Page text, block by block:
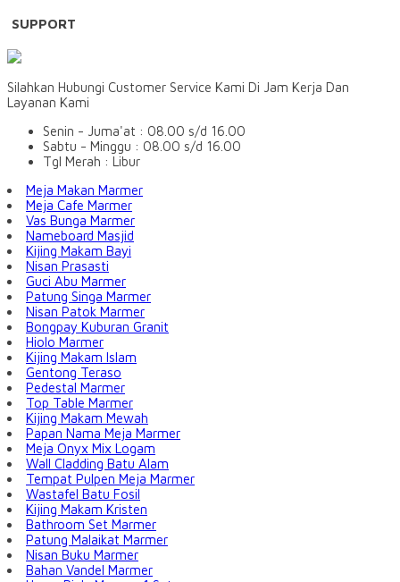
SUPPORT
Silahkan Hubungi Customer Service Kami Di Jam Kerja Dan
Layanan Kami
Senin - Juma'at : 08.00 s/d 16.00
Sabtu - Minggu : 08.00 s/d 16.00
Tgl Merah : Libur
Meja Makan Marmer
Meja Cafe Marmer
Vas Bunga Marmer
Nameboard Masjid
Kijing Makam Bayi
Nisan Prasasti
Guci Abu Marmer
Patung Singa Marmer
Nisan Patok Marmer
Bongpay Kuburan Granit
Hiolo Marmer
Kijing Makam Islam
Gentong Teraso
Pedestal Marmer
Top Table Marmer
Kijing Makam Mewah
Papan Nama Meja Marmer
Meja Onyx Mix Logam
Wall Cladding Batu Alam
Tempat Pulpen Meja Marmer
Wastafel Batu Fosil
Kijing Makam Kristen
Bathroom Set Marmer
Patung Malaikat Marmer
Nisan Buku Marmer
Bahan Vandel Marmer